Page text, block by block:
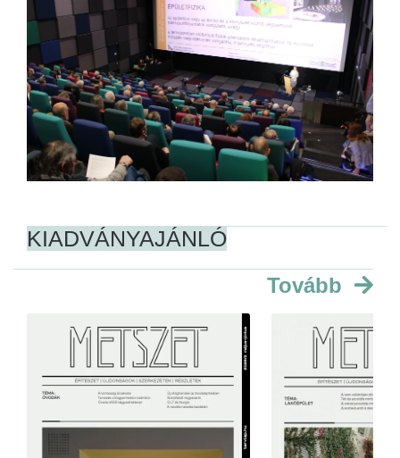
KIADVÁNYAJÁNLÓ
Tovább